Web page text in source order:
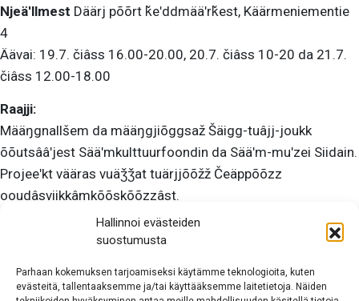
Hallinnoi evästeiden
suostumusta
Parhaan kokemuksen tarjoamiseksi käytämme teknologioita, kuten
evästeitä, tallentaaksemme ja/tai käyttääksemme laitetietoja. Näiden
Njeäʹllmest Däärj põõrt ǩeʹddmääʹrǩest, Käärmeniementie
4
Äävai: 19.7. čiâss 16.00-20.00, 20.7. čiâss 10-20 da 21.7.
čiâss 12.00-18.00
Raajji:
Määŋgnallšem da määŋgjiõggsaž Šäigg-tuâjj-joukk
õõutsââʹjest Sääʹmkulttuurfoondin da Sääʹm-muʹzei Siidain.
Projeeʹkt vääras vuäǯǯat tuärjjõõžž Čeäppõõzz
ooudâsviikkâmkõõskõõzzâst.
Vaajtõõvi čuäjtõõzz